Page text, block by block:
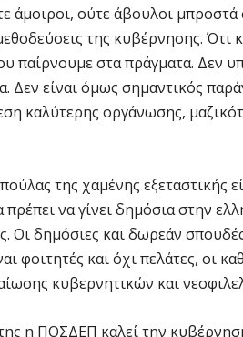
άμοιροι, ούτε άβουλοι μπροστά
της κυβέρνησης.
παίρνουμε στα πράγματα. Δεν
Δεν είναι όμως σημαντικός
καλύτερης οργάνωσης,
της χαμένης εξεταστικής
να γίνει δημόσια στην
Οι δημόσιες και δωρεάν
φοιτητές και όχι πελάτες, οι
κυβερνητικών και
η ΠΟΣΔΕΠ καλεί την